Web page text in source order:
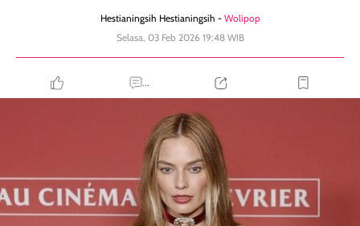
Hestianingsih Hestianingsih - Wolipop
Selasa, 03 Feb 2026 19:48 WIB
...